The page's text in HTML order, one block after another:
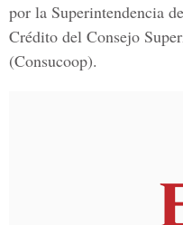
por la Superintendencia
Crédito del Consejo
(Consucoop).